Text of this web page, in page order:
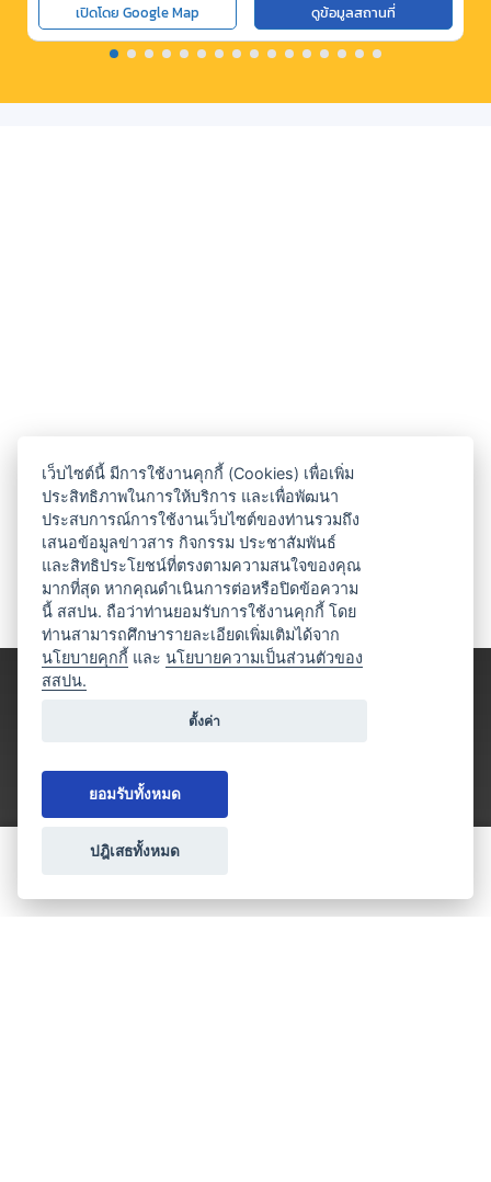
เปิดโดย Google Map ดูข้อมูลสถานที่
ประเภทธุรกิจไมซ์
เว็บไซต์นี้ มีการใช้งานคุกกี้ (Cookies) เพื่อเพิ่ม
ประสิทธิภาพในการให้บริการ และเพื่อพัฒนา
ประสบการณ์การใช้งานเว็บไซต์ของท่านรวมถึง
เสนอข้อมูลข่าวสาร กิจกรรม ประชาสัมพันธ์
และสิทธิประโยชน์ที่ตรงตามความสนใจของคุณ
มากที่สุด หากคุณดำเนินการต่อหรือปิดข้อความ
นี้ สสปน. ถือว่าท่านยอมรับการใช้งานคุกกี้ โดย
ท่านสามารถศึกษารายละเอียดเพิ่มเติมได้จาก
นโยบายคุกกี้ และนโยบายความเป็นส่วนตัวของ
สสปน.
ตั้งค่า
ยอมรับทั้งหมด
ปฎิเสธทั้งหมด